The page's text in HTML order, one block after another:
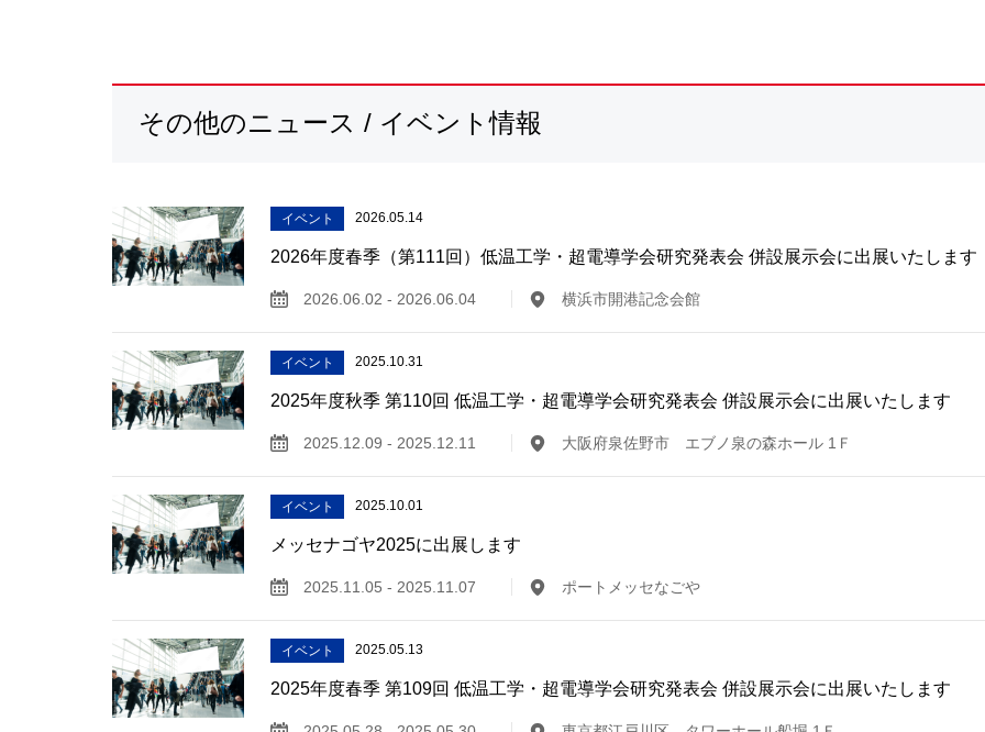
その他のニュース / イベント情報
イベント 2026.05.14
2026年度春季（第111回）低温工学・超電導学会研究発表会 併設展示会に出展いたします
2026.06.02 - 2026.06.04 横浜市開港記念会館
イベント 2025.10.31
2025年度秋季 第110回 低温工学・超電導学会研究発表会 併設展示会に出展いたします
2025.12.09 - 2025.12.11 大阪府泉佐野市 エブノ泉の森ホール 1Ｆ
イベント 2025.10.01
メッセナゴヤ2025に出展します
2025.11.05 - 2025.11.07 ポートメッセなごや
イベント 2025.05.13
2025年度春季 第109回 低温工学・超電導学会研究発表会 併設展示会に出展いたします